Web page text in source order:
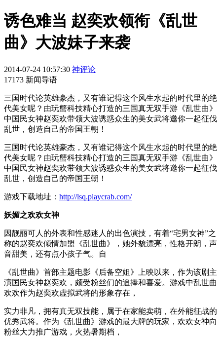
诱色难当 赵奕欢领衔《乱世
曲》大波妹子来袭
2014-07-24 10:57:30 神评论
17173 新闻导语
三国时代论英雄豪杰，又有谁记得这个风生水起的时代里的绝
代美女呢？由玩蟹科技精心打造的三国真无双手游《乱世曲》
中国民女神赵奕欢带领大波诱惑众生的美女武将邀你一起征伐
乱世，创造自己的帝国王朝！
三国时代论英雄豪杰，又有谁记得这个风生水起的时代里的绝
代美女呢？由玩蟹科技精心打造的三国真无双手游《乱世曲》
中国民女神赵奕欢带领大波诱惑众生的美女武将邀你一起征伐
乱世，创造自己的帝国王朝！
游戏下载地址： http://lsq.playcrab.com/
妖媚之欢欢女神
因靓丽可人的外表和性感迷人的出色演技，有着“宅男女神”之
称的赵奕欢倾情加盟《乱世曲》，她外貌漂亮，性格开朗，声
音甜美，还有点小孩子气。自
《乱世曲》首部主题电影《后备空姐》上映以来，作为该剧主
演国民女神赵奕欢，颇受粉丝们的追捧和喜爱。游戏中乱世曲
欢欢作为赵奕欢虚拟武将的形象存在，
实力非凡，拥有真无双技能，属于在家能卖萌，在外能征战的
优秀武将。作为《乱世曲》游戏的最大牌的玩家，欢欢女神向
粉丝大力推广游戏，火热暑期档，